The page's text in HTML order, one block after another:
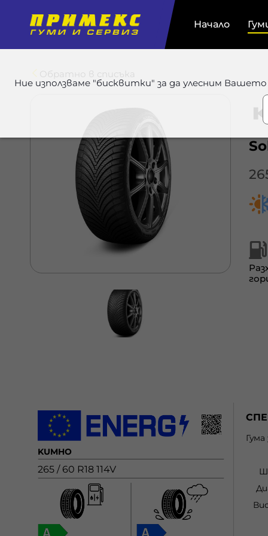
Ние използваме "бисквитки" за да улесним
Начало
Обратно в списъка
KUMHO
265 / 60 R18 114V